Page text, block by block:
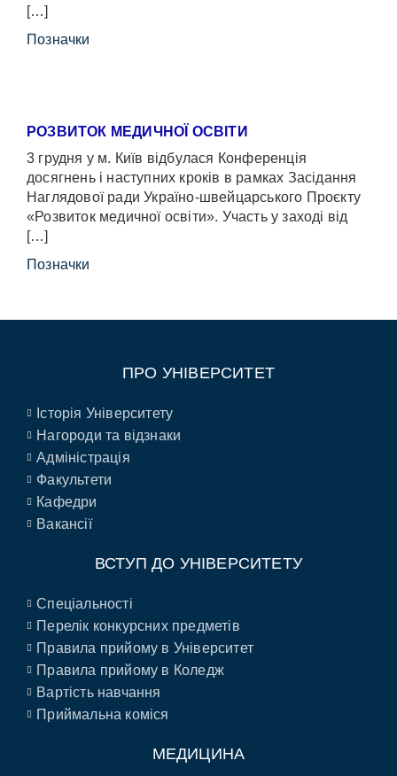
[…]
Позначки
РОЗВИТОК МЕДИЧНОЇ ОСВІТИ
3 грудня у м. Київ відбулася Конференція
досягнень і наступних кроків в рамках Засідання
Наглядової ради Україно-швейцарського Проєкту
«Розвиток медичної освіти». Участь у заході від
[…]
Позначки
ПРО УНІВЕРСИТЕТ
Історія Університету
Нагороди та відзнаки
Адміністрація
Факультети
Кафедри
Вакансії
ВСТУП ДО УНІВЕРСИТЕТУ
Спеціальності
Перелік конкурсних предметів
Правила прийому в Університет
Правила прийому в Коледж
Вартість навчання
Приймальна коміся
МЕДИЦИНА